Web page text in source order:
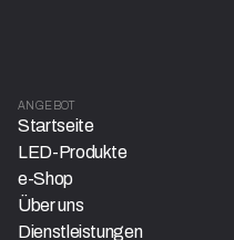
ANGEBOT
Startseite
LED-Produkte
e-Shop
Über uns
Dienstleistungen